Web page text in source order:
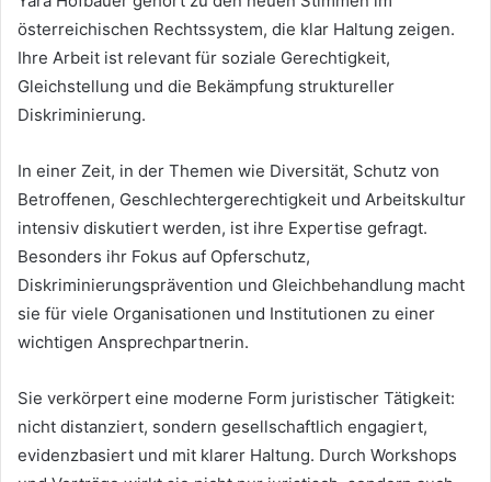
österreichischen Rechtssystem, die klar Haltung zeigen.
Ihre Arbeit ist relevant für soziale Gerechtigkeit,
Gleichstellung und die Bekämpfung struktureller
Diskriminierung.
In einer Zeit, in der Themen wie Diversität, Schutz von
Betroffenen, Geschlechtergerechtigkeit und Arbeitskultur
intensiv diskutiert werden, ist ihre Expertise gefragt.
Besonders ihr Fokus auf Opferschutz,
Diskriminierungsprävention und Gleichbehandlung macht
sie für viele Organisationen und Institutionen zu einer
wichtigen Ansprechpartnerin.
Sie verkörpert eine moderne Form juristischer Tätigkeit:
nicht distanziert, sondern gesellschaftlich engagiert,
evidenzbasiert und mit klarer Haltung. Durch Workshops